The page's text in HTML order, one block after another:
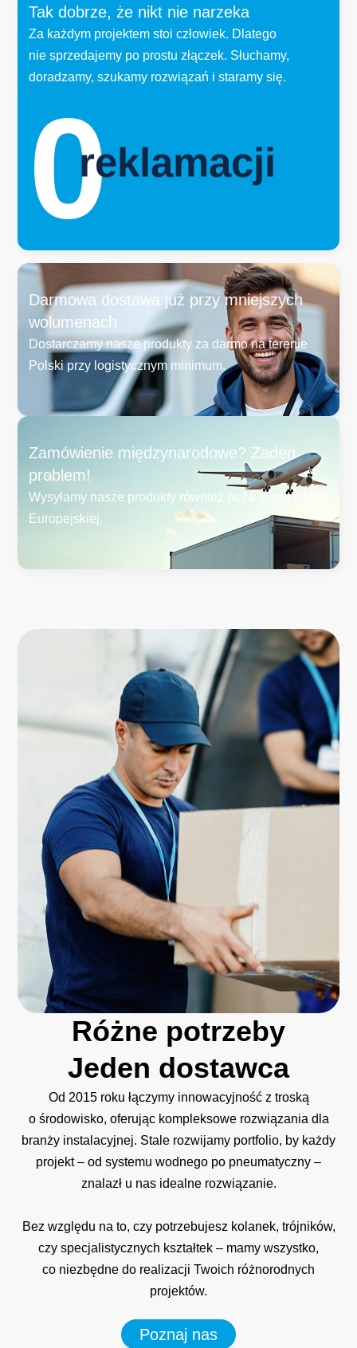
Tak dobrze, że nikt nie narzeka
Za każdym projektem stoi człowiek. Dlatego
nie sprzedajemy po prostu złączek. Słuchamy,
doradzamy, szukamy rozwiązań i staramy się.
0reklamacji
Darmowa dostawa już przy mniejszych
wolumenach
Dostarczamy nasze produkty za darmo na terenie
Polski przy logistycznym minimum.
Zamówienie międzynarodowe? Żaden
problem!
Wysyłamy nasze produkty również poza granice Unii
Europejskiej.
Różne potrzeby
Jeden dostawca
Od 2015 roku łączymy innowacyjność z troską
o środowisko, oferując kompleksowe rozwiązania dla
branży instalacyjnej. Stale rozwijamy portfolio, by każdy
projekt – od systemu wodnego po pneumatyczny –
znalazł u nas idealne rozwiązanie.
Bez względu na to, czy potrzebujesz kolanek, trójników,
czy specjalistycznych kształtek – mamy wszystko,
co niezbędne do realizacji Twoich różnorodnych
projektów.
Poznaj nas